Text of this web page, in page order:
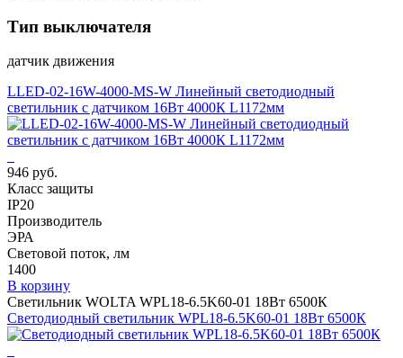
Тип выключателя
датчик движения
LLED-02-16W-4000-MS-W Линейный светодиодный
светильник с датчиком 16Вт 4000К L1172мм
946 руб.
Класс защиты
IP20
Производитель
ЭРА
Световой поток, лм
1400
В корзину
Светильник WOLTA WPL18-6.5K60-01 18Вт 6500К
Светодиодный светильник WPL18-6.5K60-01 18Вт 6500К